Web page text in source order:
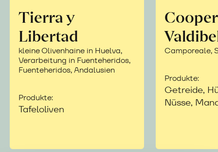
Tierra y
Libertad
kleine Olivenhaine in Huelva,
Verarbeitung in Fuenteheridos,
Fuenteheridos, Andalusien
Produkte:
Tafeloliven
Camporeale,
Produkte:
Getreide,
Nüsse,